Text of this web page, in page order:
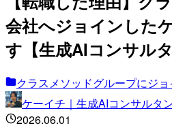
会社へジョインした
す【生成AIコンサルタ
クラスメソッドグループにジ
ケーイチ｜生成AIコンサルタ
2026.06.01